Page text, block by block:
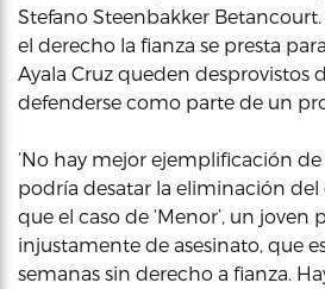
Stefano Steenbakker
el derecho la fianza se presta
Ayala Cruz queden desprovistos
defenderse como parte de un
‘No hay mejor ejemplificación
podría desatar la eliminación del
que el caso de ‘Menor’, un joven
injustamente de asesinato, que
semanas sin derecho a fianza.